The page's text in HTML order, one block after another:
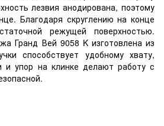
лезвия анодирована, поэтому
Благодаря скруглению на конце
режущей поверхностью.
Гранд Вей 9058 K изготовлена из
способствует удобному хвату,
и упор на клинке делают работу с